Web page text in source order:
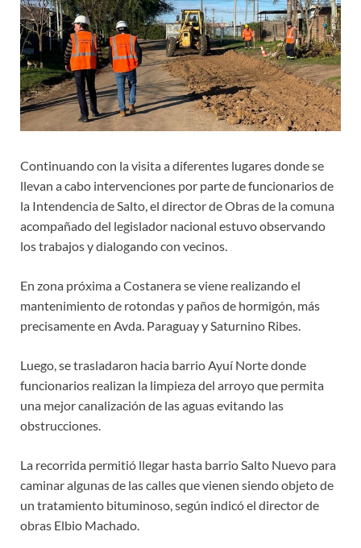
Continuando con la visita a diferentes lugares donde se
llevan a cabo intervenciones por parte de funcionarios de
la Intendencia de Salto, el director de Obras de la comuna
acompañado del legislador nacional estuvo observando
los trabajos y dialogando con vecinos.
En zona próxima a Costanera se viene realizando el
mantenimiento de rotondas y paños de hormigón, más
precisamente en Avda. Paraguay y Saturnino Ribes.
Luego, se trasladaron hacia barrio Ayuí Norte donde
funcionarios realizan la limpieza del arroyo que permita
una mejor canalización de las aguas evitando las
obstrucciones.
La recorrida permitió llegar hasta barrio Salto Nuevo para
caminar algunas de las calles que vienen siendo objeto de
un tratamiento bituminoso, según indicó el director de
obras Elbio Machado.